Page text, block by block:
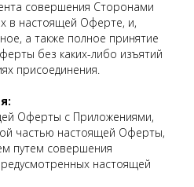
совершения Сторонами
в настоящей Оферте, и,
а также полное принятие
без каких-либо изъятий
присоединения.
Оферты с Приложениями,
частью настоящей Оферты,
путем совершения
настоящей